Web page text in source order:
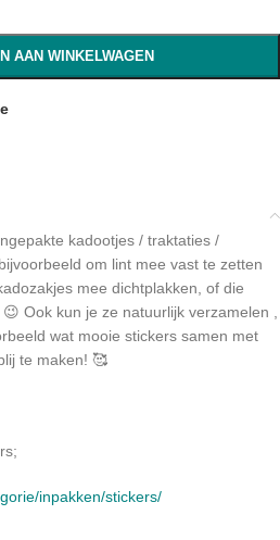
AAN WINKELWAGEN
kadootjes / traktaties /
om lint mee vast te zetten
mee dichtplakken, of die
Ook kun je ze natuurlijk verzamelen ,
wat mooie stickers samen met
te maken! 🥰
inpakken/stickers/